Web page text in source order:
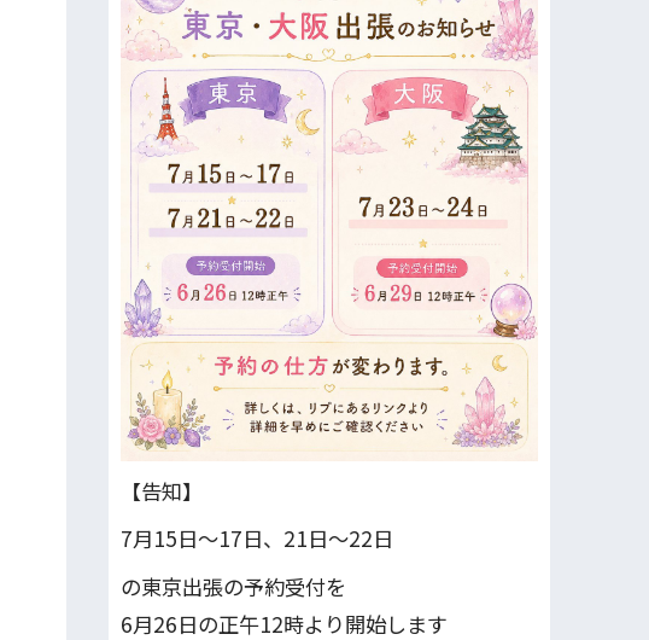
【告知】
7月15日〜17日、21日～22日
の東京出張の予約受付を
6月26日の正午12時より開始します